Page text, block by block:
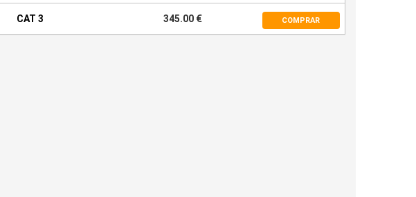
CAT 3 345.00 € COMPRAR